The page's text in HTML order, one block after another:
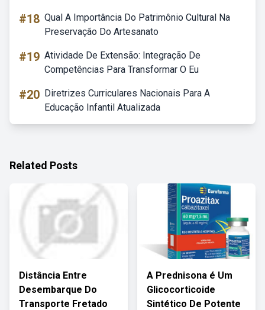
#18 Qual A Importância Do Patrimônio Cultural Na
Preservação Do Artesanato
#19 Atividade De Extensão: Integração De
Competências Para Transformar O Eu
#20 Diretrizes Curriculares Nacionais Para A
Educação Infantil Atualizada
Related Posts
Distância Entre
Desembarque Do
Transporte Fretado
A Prednisona é Um
Glicocorticoide
Sintético De Potente